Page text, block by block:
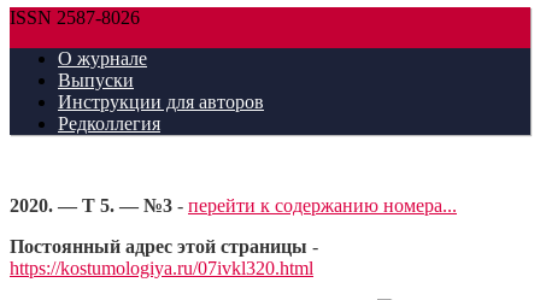
ISSN 2587-8026
О журнале
Выпуски
Инструкции для авторов
Редколлегия
2020. — Т 5. — №3 - перейти к содержанию номера...
Постоянный адрес этой страницы -
https://kostumologiya.ru/07ivkl320.html